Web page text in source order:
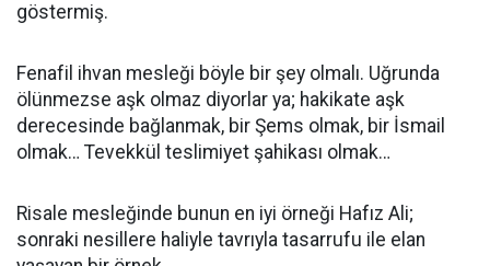
göstermiş.
Fenafil ihvan mesleği böyle bir şey olmalı. Uğrunda
ölünmezse aşk olmaz diyorlar ya; hakikate aşk
derecesinde bağlanmak, bir Şems olmak, bir İsmail
olmak… Tevekkül teslimiyet şahikası olmak…
Risale mesleğinde bunun en iyi örneği Hafız Ali;
sonraki nesillere haliyle tavrıyla tasarrufu ile elan